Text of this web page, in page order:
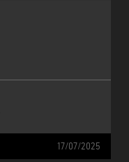
17/07/2025